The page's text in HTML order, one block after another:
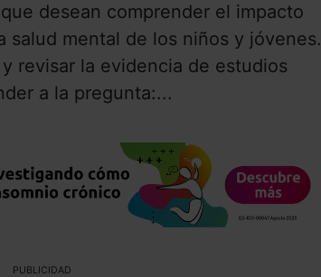
desean comprender el impacto
salud mental de los niños y jóvenes.
revisar la evidencia de estudios
a la pregunta:...
PUBLICIDAD